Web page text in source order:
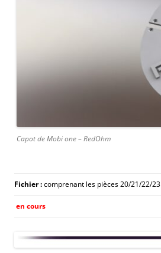
Capot de Mobi one – RedOhm
Fichier :comprenant les pièces 20/21/22/23
en cours